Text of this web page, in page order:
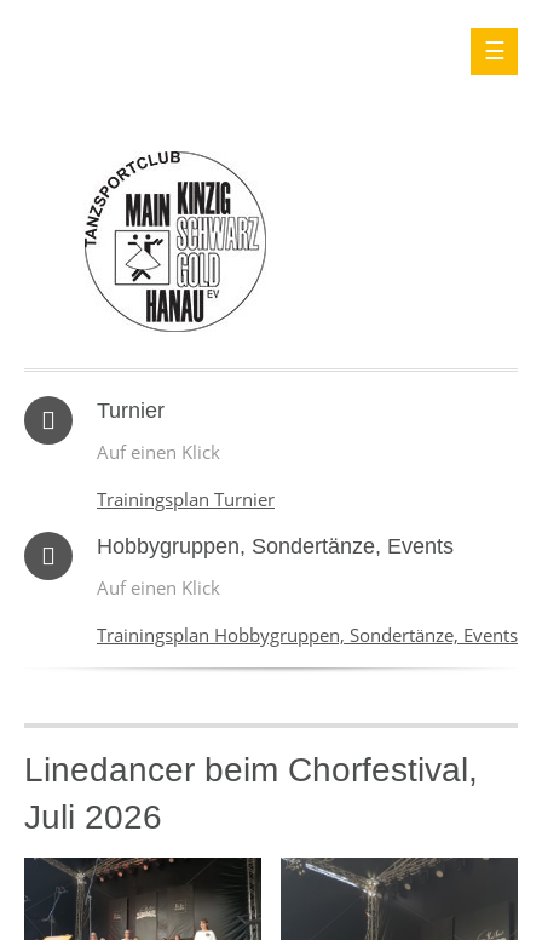
Turnier
Auf einen Klick
Trainingsplan Turnier
Hobbygruppen, Sondertänze, Events
Auf einen Klick
Trainingsplan Hobbygruppen, Sondertänze, Events
Linedancer beim Chorfestival,
Juli 2026